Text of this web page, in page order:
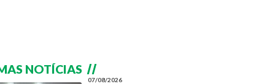
NOTÍCIAS
07/08/2026